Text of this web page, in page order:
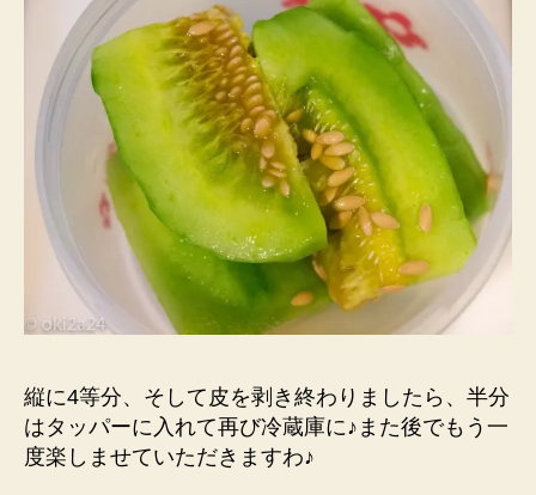
縦に4等分、そして皮を剥き終わりましたら 、半分
はタッパーに入 れて再び冷蔵庫に♪ま た後でもう一
度楽しま せていただきますわ♪